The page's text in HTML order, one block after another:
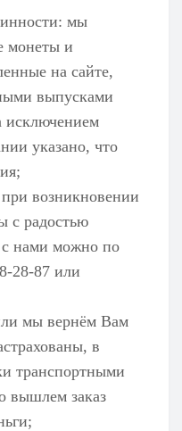
мы
монеты и
на сайте,
выпусками
исключением
указано, что
возникновении
с радостью
с нами можно по
28-87 или
мы вернём Вам
в
транспортными
вышлем заказ